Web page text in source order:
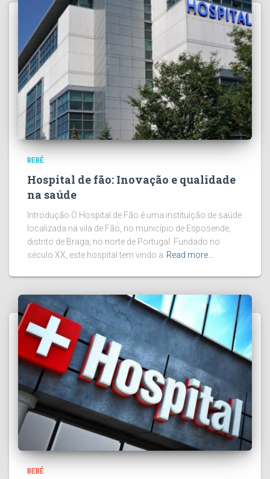
BEBÉ
Hospital de fão: Inovação e qualidade
na saúde
Introdução O Hospital de Fão é uma instituição de saúde
localizada na vila de Fão, no município de Esposende,
distrito de Braga, no norte de Portugal. Fundado no
século XX, este hospital tem vindo a Read more…
BEBÉ